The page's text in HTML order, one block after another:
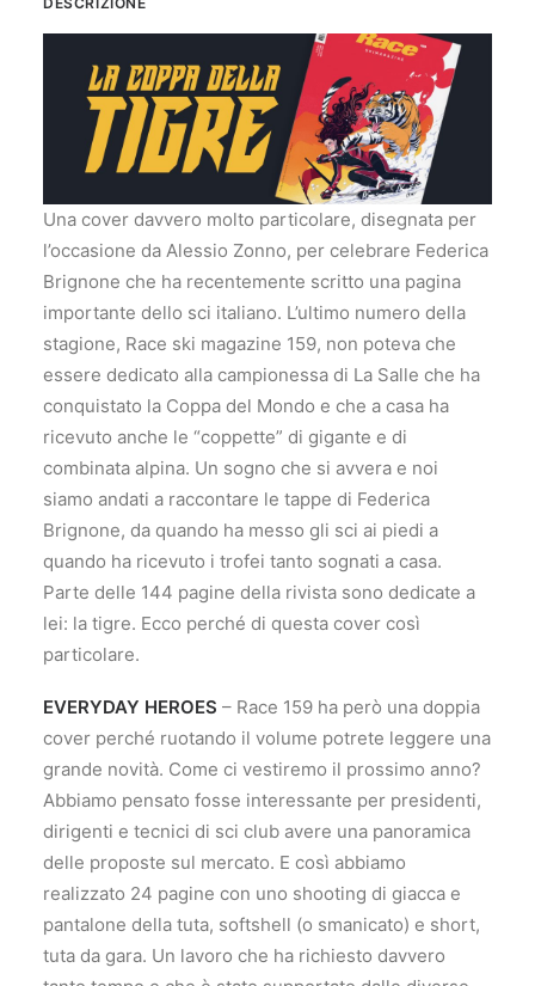
Una cover davvero molto particolare, disegnata per
l’occasione da Alessio Zonno, per celebrare Federica
Brignone che ha recentemente scritto una pagina
importante dello sci italiano. L’ultimo numero della
stagione, Race ski magazine 159, non poteva che
essere dedicato alla campionessa di La Salle che ha
conquistato la Coppa del Mondo e che a casa ha
ricevuto anche le “coppette” di gigante e di
combinata alpina. Un sogno che si avvera e noi
siamo andati a raccontare le tappe di Federica
Brignone, da quando ha messo gli sci ai piedi a
quando ha ricevuto i trofei tanto sognati a casa.
Parte delle 144 pagine della rivista sono dedicate a
lei: la tigre. Ecco perché di questa cover così
particolare.
EVERYDAY HEROES – Race 159 ha però una doppia
cover perché ruotando il volume potrete leggere una
grande novità. Come ci vestiremo il prossimo anno?
Abbiamo pensato fosse interessante per presidenti,
dirigenti e tecnici di sci club avere una panoramica
delle proposte sul mercato. E così abbiamo
realizzato 24 pagine con uno shooting di giacca e
pantalone della tuta, softshell (o smanicato) e short,
tuta da gara. Un lavoro che ha richiesto davvero